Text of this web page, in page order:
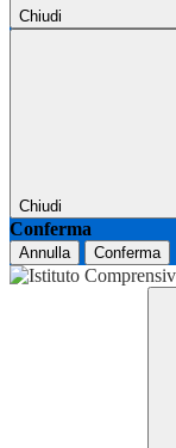
Chiudi
Chiudi
Conferma
Annulla Conferma